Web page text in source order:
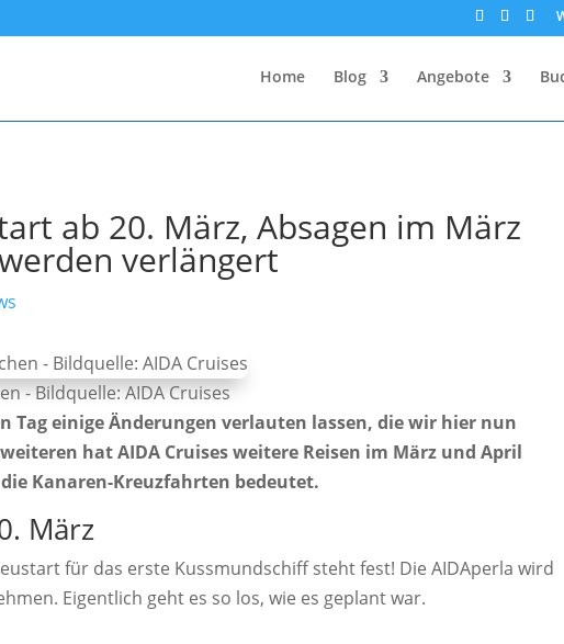
Home Blog Angebote
ab 20. März, Absagen im März
verlängert
- Bildquelle: AIDA Cruises
Tag einige Änderungen verlauten lassen, die wir hier nun
hat AIDA Cruises weitere Reisen im März und April
Kanaren-Kreuzfahrten bedeutet.
März
für das erste Kussmundschiff steht fest! Die AIDAperla wird
Eigentlich geht es so los, wie es geplant war.